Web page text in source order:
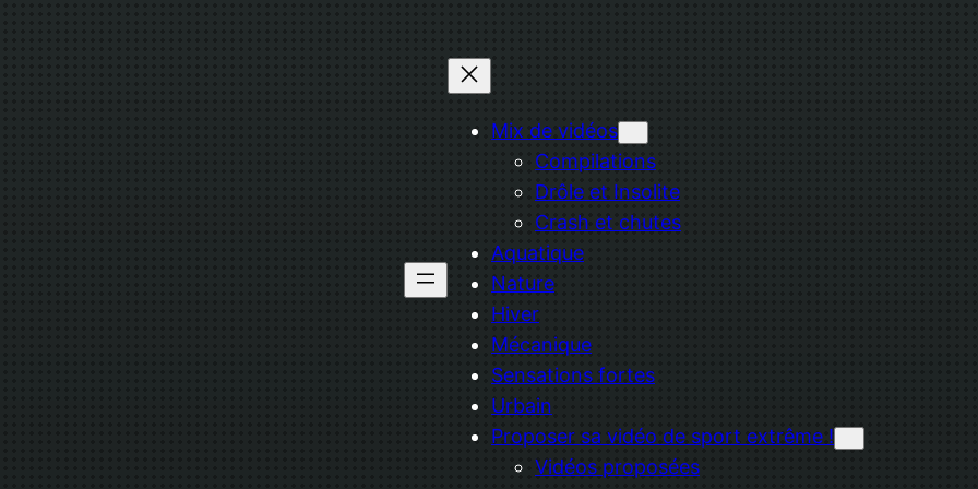
Mix de vidéos
Compilations
Drôle et Insolite
Crash et chutes
Aquatique
Nature
Hiver
Mécanique
Sensations fortes
Urbain
Proposer sa vidéo de sport extrême !
Vidéos proposées